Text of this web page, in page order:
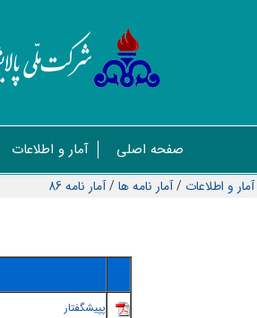
صفحه اصلی آمار و اطلاعات
آمار و اطلاعات /آمار نامه ها/آمار نامه 86
پپيشگفتار